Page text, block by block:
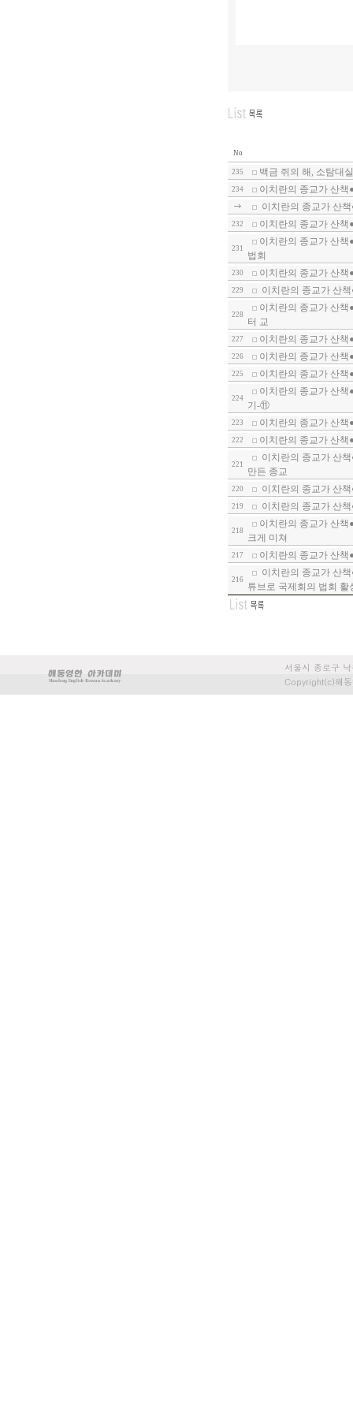
No
235 백금 쥐의 해, 소탐대
234
이치란의 종교가 산
이치란의 종교가 산
232 이치란의 종교가 산
231
이치란의 종교가 산
법회
230 이치란의 종교가 산
229 이치란의 종교가 산
228
이치란의 종교가 산
터 교
227 이치란의 종교가 산
226 이치란의 종교가 산
225 이치란의 종교가 산
224
이치란의 종교가 산
기-⑪
223 이치란의 종교가 산
222 이치란의 종교가 산
221
이치란의 종교가 산
만든 종교
220 이치란의 종교가 산
219 이치란의 종교가 산
218
이치란의 종교가 산
크게 미쳐
217 이치란의 종교가 산
216
이치란의 종교가 산
튜브로 국제회의 법회 활